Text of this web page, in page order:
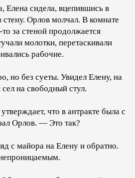
Елена сидела, вцепившись в
стену. Орлов молчал. В комнате
за стеной продолжается
молотки, перетаскивали
рабочие.
но без суеты. Увидел Елену, на
на свободный стул.
что в антракте была с
Орлов. — Это так?
с майора на Елену и обратно.